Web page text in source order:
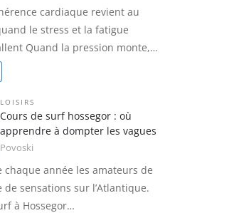
cardiaque revient au
le stress et la fatigue
Quand la pression monte,…
LOISIRS
Cours de surf hossegor : où
apprendre à dompter les vagues
Povoski
chaque année les amateurs de
de sensations sur l’Atlantique.
à Hossegor…